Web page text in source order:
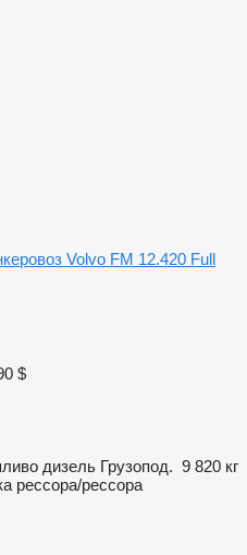
Volvo FM 12.420 Full
$
дизель Грузопод. 9 820 кг
рессора/рессора